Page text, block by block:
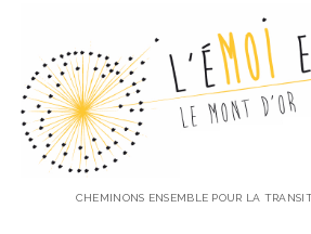
RETOUR À LA TERRE
RACINES
L'éMoi
en
Nous
CHEMINONS ENSEMBLE POUR LA